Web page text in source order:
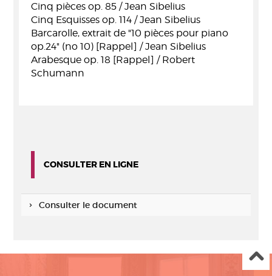
Cinq pièces op. 85 / Jean Sibelius
Cinq Esquisses op. 114 / Jean Sibelius
Barcarolle, extrait de "10 pièces pour piano
op.24" (no 10) [Rappel] / Jean Sibelius
Arabesque op. 18 [Rappel] / Robert
Schumann
CONSULTER EN LIGNE
Consulter le document